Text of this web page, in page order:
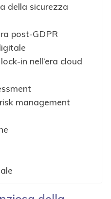
della sicurezza
post-GDPR
in nell’era cloud
management